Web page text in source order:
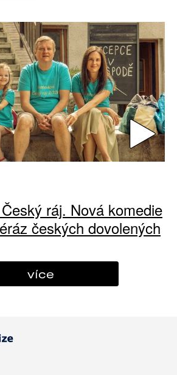
ráj. Nová komedie
českých dovolených
více